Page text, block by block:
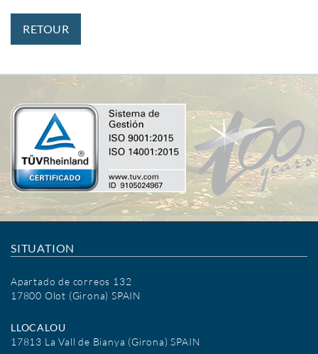
RETOUR
SITUATION
Apartado de correos 132
17800 Olot (Girona) SPAIN
LLOCALOU
17813 La Vall de Bianya (Girona) SPAIN